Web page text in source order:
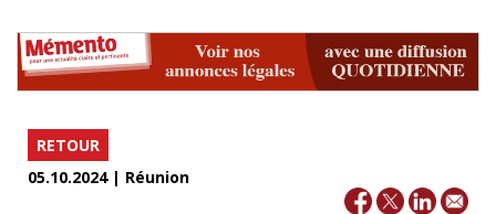
RETOUR
05.10.2024 | Réunion